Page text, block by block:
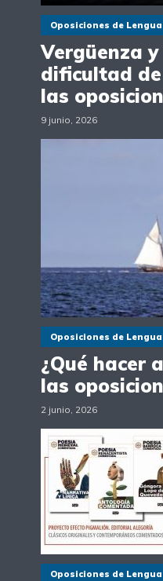
Oposiciones de
Vergüenza
dificultad
las
9 junio, 2026
Oposiciones de
¿Qué hacer
las
2 junio, 2026
Oposiciones de